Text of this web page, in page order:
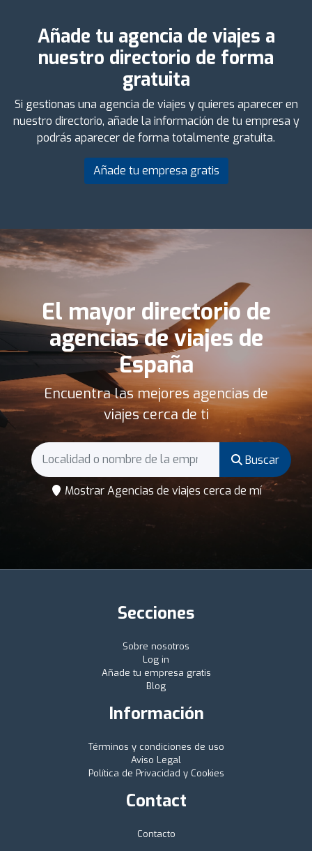
Añade tu agencia de viajes a
nuestro directorio de forma
gratuita
Si gestionas una agencia de viajes y quieres aparecer en
nuestro directorio, añade la información de tu empresa y
podrás aparecer de forma totalmente gratuita.
Añade tu empresa gratis
El mayor directorio de
agencias de viajes de
España
Encuentra las mejores agencias de
viajes cerca de ti
Buscar
Mostrar Agencias de viajes cerca de mí
Secciones
Sobre nosotros
Log in
Añade tu empresa gratis
Blog
Información
Términos y condiciones de uso
Aviso Legal
Política de Privacidad y Cookies
Contact
Contacto